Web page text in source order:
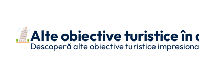
Alte obiective turistice în
Descoperă alte obiective turistice